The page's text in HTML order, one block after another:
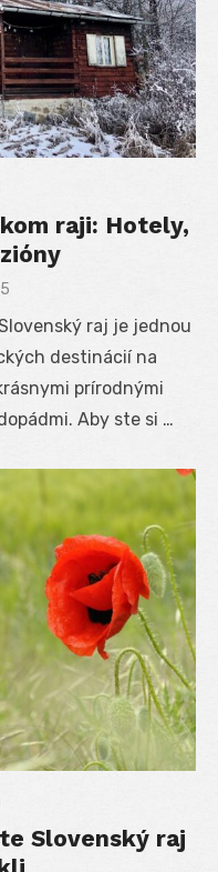
raji: Hotely,
raj je jednou
destinácií na
prírodnými
Aby ste si …
Slovenský raj